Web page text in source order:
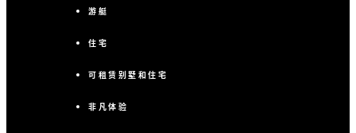
游艇
住宅
可租赁别墅和住宅
非凡体验